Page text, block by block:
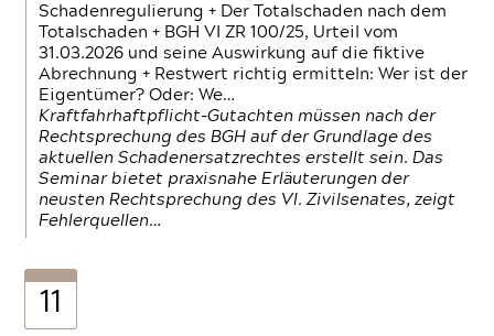
Schadenregulierung + Der Totalschaden nach dem
Totalschaden + BGH VI ZR 100/25, Urteil vom
31.03.2026 und seine Auswirkung auf die fiktive
Abrechnung + Restwert richtig ermitteln: Wer ist der
Eigentümer? Oder: We…
Kraftfahrhaftpflicht-Gutachten müssen nach der
Rechtsprechung des BGH auf der Grundlage des
aktuellen Schadenersatzrechtes erstellt sein. Das
Seminar bietet praxisnahe Erläuterungen der
neusten Rechtsprechung des VI. Zivilsenates, zeigt
Fehlerquellen…
11